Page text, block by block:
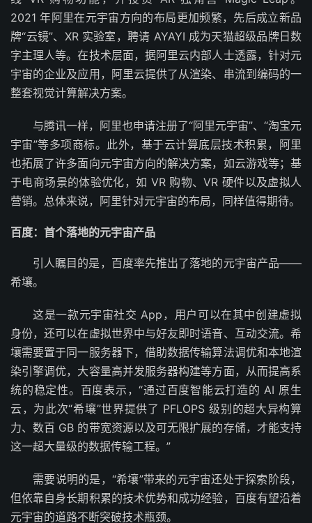
2021 年阿里在元宇宙方向的布局更加频繁，先后成立新品
牌“云镜”、XR 实验室，聘请 AYAYI 成为天猫超级品牌日数
字主理人等。在技术层面，据阿里云内部人士透露，针对元
宇宙的企业及应用，阿里云提供了从渲染、串流到编码的一
整套视觉计算解决方案。
与腾讯一样，阿里也申请注册了“阿里元宇宙”、“淘宝元
宇宙”等多项商标。此外，基于云计算底层技术积累，阿里
也拓展了许多面向元宇宙方向的解决方案，如云游戏等；基
于电商场景的体验优化，如 VR 购物、VR 硬件以及虚拟人
营销。总体来说，阿里针对元宇宙的布局，同样值得期待。
百度：首个落地的元宇宙产品
引人瞩目的是，百度率先推出了落地的元宇宙产品——
希壤。
这是一款元宇宙社交 App，用户可以在其中创建虚拟
身份，还可以在虚拟世界中与好友即时语音、互动交流。希
壤需要置于同一服务器下，借助数据传输算法调优和本地渲
染引擎调优，大容量高并发服务器构建等方面，从而提高系
统的稳定性。百度表示，“通过百度智能云打造的 AI 原生
云，为此次“希壤”世界提供了 PFLOPS 级别的超大异构算
力、数百 GB 的带宽资源以及可无限扩展的存储，才能支持
这一超大量级的数据传输工程。”
需要说明的是，“希壤”带来的元宇宙还处于探索阶段，
但依靠自身长期积累的技术优势和成功经验，百度有望沿着
元宇宙的道路不断突破技术瓶颈。